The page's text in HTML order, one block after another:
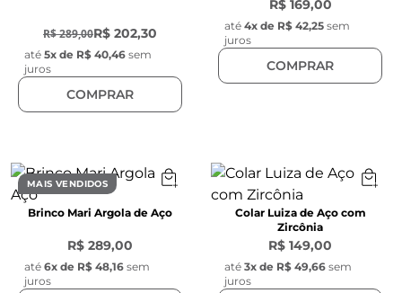
R$ 289,00R$ 202,30
até 5x de R$ 40,46 sem
juros
COMPRAR
R$ 169,00
até 4x de R$ 42,25 sem
juros
COMPRAR
MAIS VENDIDOS
Brinco Mari Argola de Aço
R$ 289,00
até 6x de R$ 48,16 sem
juros
Colar Luiza de Aço com
Zircônia
R$ 149,00
até 3x de R$ 49,66 sem
juros